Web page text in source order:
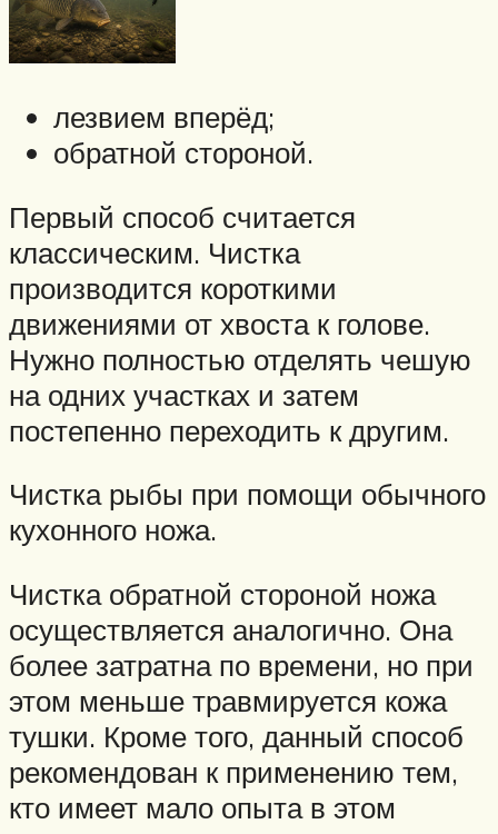
лезвием вперёд;
обратной стороной.
Первый способ считается
классическим. Чистка
производится короткими
движениями от хвоста к голове.
Нужно полностью отделять чешую
на одних участках и затем
постепенно переходить к другим.
Чистка рыбы при помощи обычного
кухонного ножа.
Чистка обратной стороной ножа
осуществляется аналогично. Она
более затратна по времени, но при
этом меньше травмируется кожа
тушки. Кроме того, данный способ
рекомендован к применению тем,
кто имеет мало опыта в этом